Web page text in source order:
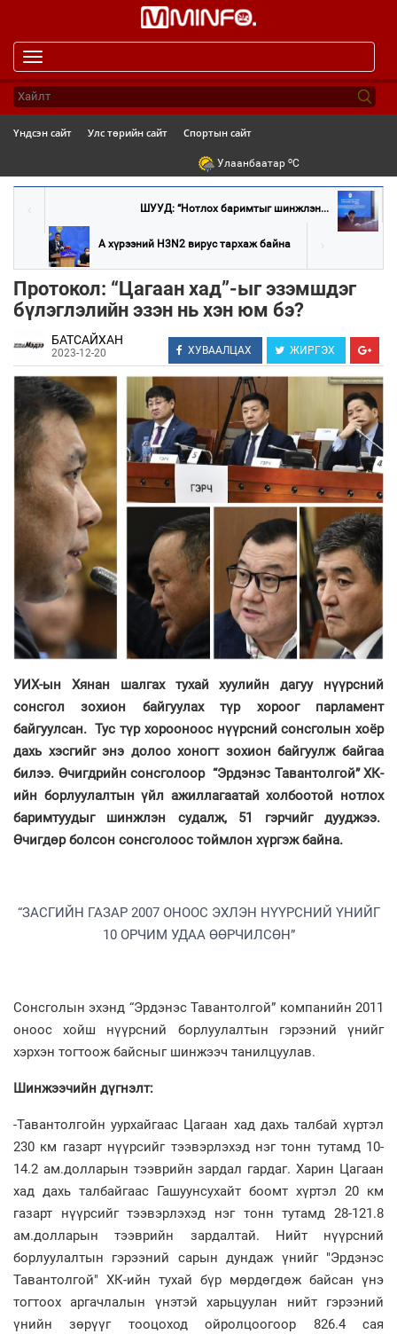
navigation
Үндсэн сайт Улс төрийн сайт Спортын сайт
Улаанбаатар oC
ШУУД: “Нотлох баримтыг шинжлэн...
А хүрээний H3N2 вирус тархаж байна
Протокол: “Цагаан хад”-ыг эзэмшдэг
бүлэглэлийн эзэн нь хэн юм бэ?
БАТСАЙХАН
2023-12-20 ХУВААЛЦАХ ЖИРГЭХ
УИХ-ын Хянан шалгах тухай хуулийн дагуу нүүрсний
сонсгол зохион байгуулах түр хороог парламент
байгуулсан. Тус түр хорооноос нүүрсний сонсголын хоёр
дахь хэсгийг энэ долоо хоногт зохион байгуулж байгаа
билээ. Өчигдрийн сонсголоор “Эрдэнэс Тавантолгой” ХК-
ийн борлуулалтын үйл ажиллагаатай холбоотой нотлох
баримтуудыг шинжлэн судалж, 51 гэрчийг дууджээ.
Өчигдөр болсон сонсголоос тоймлон хүргэж байна.
“ЗАСГИЙН ГАЗАР 2007 ОНООС ЭХЛЭН НҮҮРСНИЙ ҮНИЙГ
10 ОРЧИМ УДАА ӨӨРЧИЛСӨН”
Сонсголын эхэнд “Эрдэнэс Тавантолгой” компанийн 2011
оноос хойш нүүрсний борлуулалтын гэрээний үнийг
хэрхэн тогтоож байсныг шинжээч танилцуулав.
Шинжээчийн дүгнэлт:
-Тавантолгойн уурхайгаас Цагаан хад дахь талбай хүртэл
230 км газарт нүүрсийг тээвэрлэхэд нэг тонн тутамд 10-
14.2 ам.долларын тээврийн зардал гардаг. Харин Цагаан
хад дахь талбайгаас Гашуунсухайт боомт хүртэл 20 км
газарт нүүрсийг тээвэрлэхэд нэг тонн тутамд 28-121.8
ам.долларын тээврийн зардалтай. Нийт нүүрсний
борлуулалтын гэрээний сарын дундаж үнийг "Эрдэнэс
Тавантолгой" ХК-ийн тухай бүр мөрдөгдөж байсан үнэ
тогтоох аргачлалын үнэтэй харьцуулан нийт гэрээний
үнийн зөрүүг тооцоход ойролцоогоор 826.4 сая